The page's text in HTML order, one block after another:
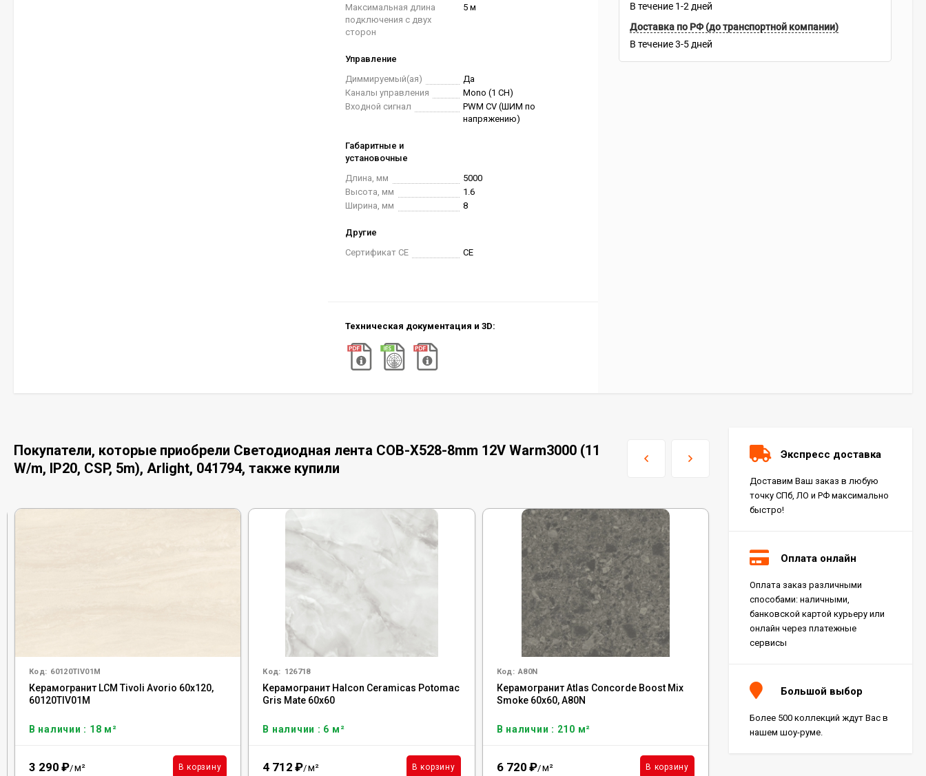
Максимальная длина
подключения с двух
сторон
5 м
Управление
Диммируемый(ая)
Да
Каналы управления
Mono (1 CH)
Входной сигнал
PWM СV (ШИМ по
напряжению)
Габаритные и
установочные
Длина, мм
5000
Высота, мм
1.6
Ширина, мм
8
Другие
Сертификат CE
CE
Техническая документация и 3D:
В течение 1-2 дней
Доставка по РФ (до транспортной компании)
В течение 3-5 дней
Покупатели, которые приобрели Светодиодная лента COB-X528-8mm 12V Warm3000 (11
W/m, IP20, CSP, 5m), Arlight, 041794, также купили
Код: 60120TIV01M
Керамогранит LCM Tivoli Avorio 60x120,
60120TIV01M
В наличии : 18 м²
3 290 ₽/м² В корзину
Код: 126718
Керамогранит Halcon Ceramicas Potomac
Gris Mate 60x60
В наличии : 6 м²
4 712 ₽/м² В корзину
Код: A80N
Керамогранит Atlas Concorde Boost Mix
Smoke 60x60, A80N
В наличии : 210 м²
6 720 ₽/м² В корзину
Керамогранит Italon Charme Evo Onyx Lux
Ret 60x60, 610015000546
В наличии : 5 м²
Экспресс доставка
Доставим Ваш заказ в любую
точку СПб, ЛО и РФ максимально
быстро!
Оплата онлайн
Оплата заказ различными
способами: наличными,
банковской картой курьеру или
онлайн через платежные
сервисы
Большой выбор
Более 500 коллекций ждут Вас в
нашем шоу-руме.
Керамогранит Italon
Charme Extra Silver Ret
60x120, 610010001196
Charme Evo Imperiale
Ret 60x120,